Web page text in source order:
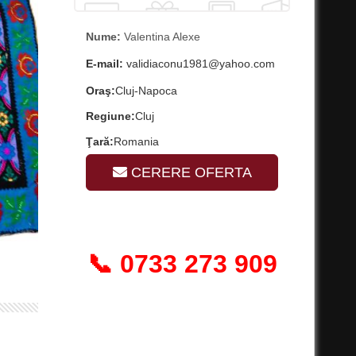
Nume: Valentina Alexe
E-mail: validiaconu1981@yahoo.com
Oraş:Cluj-Napoca
Regiune:Cluj
Ţară:Romania
CERERE OFERTA
📞 0733 273 909